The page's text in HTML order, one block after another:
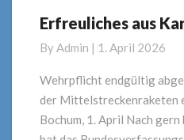
Erfreuliches
Karlsruhe
Erfreuliches aus
ByAdmin | 1. April 2026
Wehrpflicht endgültig
der Mittelstreckenraketen
Bochum, 1. April Nach